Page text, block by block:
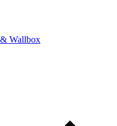
Wallbox